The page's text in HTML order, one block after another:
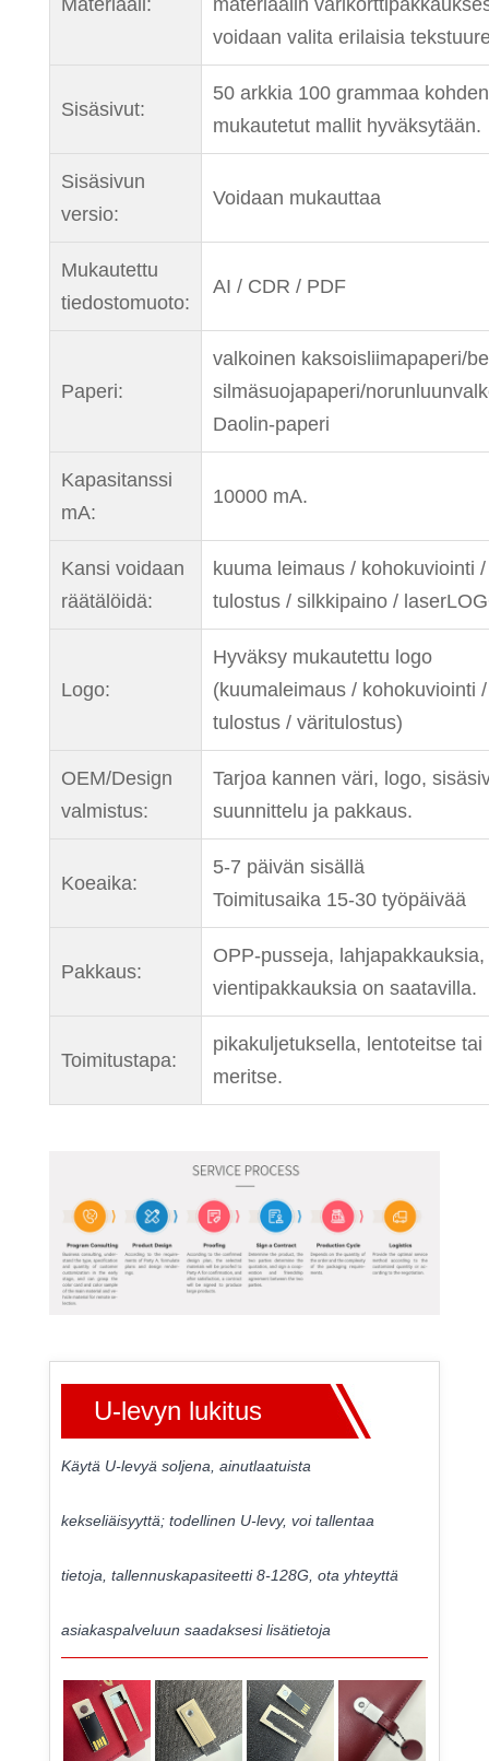
Materiaali:
materiaalin
voidaan valita erilaisia
Sisäsivut:
50 arkkia 100 grammaa
mukautetut mallit hyväksytään.
Sisäsivun
versio:
Voidaan mukauttaa
Mukautettu
tiedostomuoto:
AI / CDR / PDF
Paperi:
valkoinen kaksoisliimapaperi/
silmäsuojapaperi/
Daolin-paperi
Kapasitanssi
mA:
10000 mA.
Kansi voidaan
räätälöidä:
kuuma leimaus / kohokuviointi
tulostus / silkkipaino /
Logo:
Hyväksy mukautettu logo
(kuumaleimaus / kohokuviointi
tulostus / väritulostus)
OEM/Design
valmistus:
Tarjoa kannen väri, logo,
suunnittelu ja pakkaus.
Koeaika:
5-7 päivän sisällä
Toimitusaika 15-30 työpäivää
Pakkaus:
OPP-pusseja, lahjapakkauksia,
vientipakkauksia on saatavilla.
Toimitustapa:
pikakuljetuksella, lentoteitse tai
meritse.
U-levyn lukitus
Käytä U-levyä soljena, ainutlaatuista
kekseliäisyyttä; todellinen U-levy, voi tallentaa
tietoja, tallennuskapasiteetti 8-128G, ota yhteyttä
asiakaspalveluun saadaksesi lisätietoja